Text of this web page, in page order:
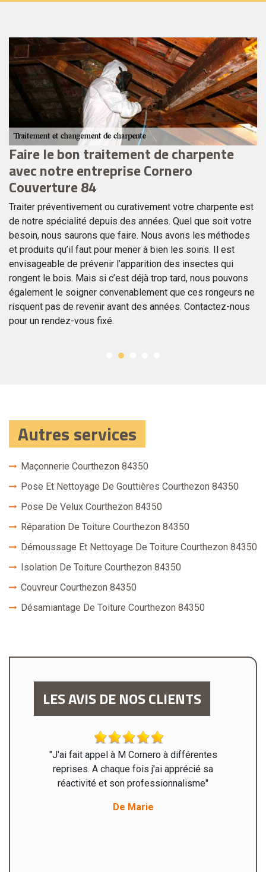
Faire le bon traitement de charpente
avec notre entreprise Cornero
Couverture 84
Traiter préventivement ou curativement votre charpente est
de notre spécialité depuis des années. Quel que soit votre
besoin, nous saurons que faire. Nous avons les méthodes
et produits qu’il faut pour mener à bien les soins. Il est
envisageable de prévenir l’apparition des insectes qui
rongent le bois. Mais si c’est déjà trop tard, nous pouvons
également le soigner convenablement que ces rongeurs ne
risquent pas de revenir avant des années. Contactez-nous
pour un rendez-vous fixé.
Autres services
Maçonnerie Courthezon 84350
Pose Et Nettoyage De Gouttières Courthezon 84350
Pose De Velux Courthezon 84350
Réparation De Toiture Courthezon 84350
Démoussage Et Nettoyage De Toiture Courthezon 84350
Isolation De Toiture Courthezon 84350
Couvreur Courthezon 84350
Désamiantage De Toiture Courthezon 84350
LES AVIS DE NOS CLIENTS
"J'ai fait appel à M Cornero à différentes
reprises. A chaque fois j'ai apprécié sa
réactivité et son professionnalisme"
De Marie